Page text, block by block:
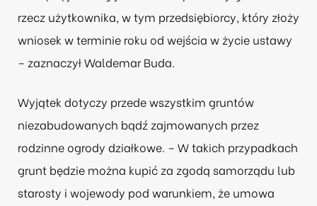
rzecz użytkownika, w tym przedsiębiorcy, który złoży
wniosek w terminie roku od wejścia w życie ustawy
– zaznaczył Waldemar Buda.
Wyjątek dotyczy przede wszystkim gruntów
niezabudowanych bądź zajmowanych przez
rodzinne ogrody działkowe. – W takich przypadkach
grunt będzie można kupić za zgodą samorządu lub
starosty i wojewody pod warunkiem, że umowa